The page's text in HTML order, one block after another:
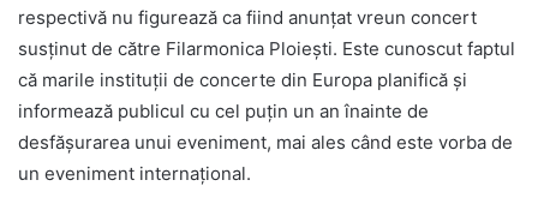
respectivă nu figurează ca fiind anunțat vreun concert
susținut de către Filarmonica Ploiești. Este cunoscut faptul
că marile instituții de concerte din Europa planifică și
informează publicul cu cel puțin un an înainte de
desfășurarea unui eveniment, mai ales când este vorba de
un eveniment internațional.